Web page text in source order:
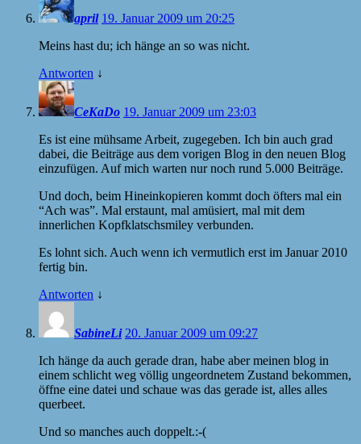
april 19. Januar 2009 um 20:25
Meins hast du; ich hänge an so was nicht.
Antworten ↓
CeKaDo 19. Januar 2009 um 23:03
Es ist eine mühsame Arbeit, zugegeben. Ich bin auch grad
dabei, die Beiträge aus dem vorigen Blog in den neuen Blog
einzufügen. Auf mich warten nur noch rund 5.000 Beiträge.
Und doch, beim Hineinkopieren kommt doch öfters mal ein
“Ach was”. Mal erstaunt, mal amüsiert, mal mit dem
innerlichen Kopfklatschsmiley verbunden.
Es lohnt sich. Auch wenn ich vermutlich erst im Januar 2010
fertig bin.
Antworten ↓
SabineLi 20. Januar 2009 um 09:27
Ich hänge da auch gerade dran, habe aber meinen blog in
einem schlicht weg völlig ungeordnetem Zustand bekommen,
öffne eine datei und schaue was das gerade ist, alles alles
querbeet.
Und so manches auch doppelt.:-(